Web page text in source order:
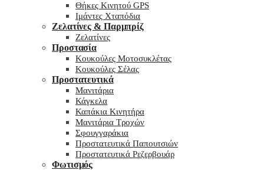
Θήκες Κινητού GPS
Ιμάντες Χταπόδια
Ζελατίνες & Παρμπρίζ
Ζελατίνες
Προστασία
Κουκούλες Μοτοσυκλέτας
Κουκούλες Σέλας
Προστατευτικά
Μανιτάρια
Κάγκελα
Καπάκια Κινητήρα
Μανιτάρια Τροχών
Σφουγγαράκια
Προστατευτικά Παπουτσιών
Προστατευτικά Ρεζερβουάρ
Φωτισμός